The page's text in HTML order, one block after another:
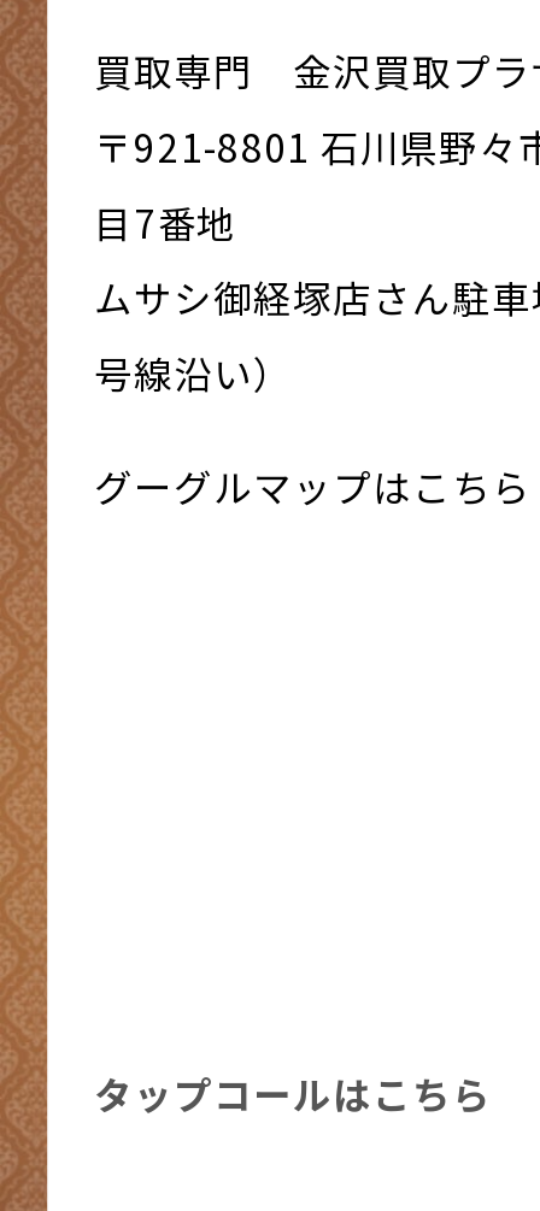
買取専門 金沢買取プラ
〒921-8801 ⽯川県野々
⽬7番地
ムサシ御経塚店さん駐
号線沿い）
グーグルマップはこちら
タップコールはこちら